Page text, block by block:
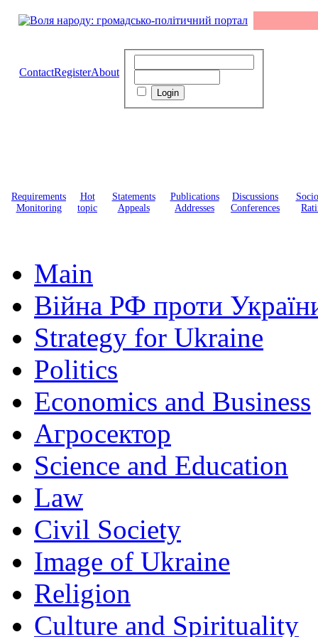
ContactRegisterAbout
Requirements
Monitoring
Hot
topic
Statements
Appeals
Publications
Addresses
Discussions
Conferences
Main
Війна РФ проти
Strategy for Ukraine
Politics
Economics and Business
Агросектор
Science and Education
Law
Civil Society
Image of Ukraine
Religion
Culture and Spirituality